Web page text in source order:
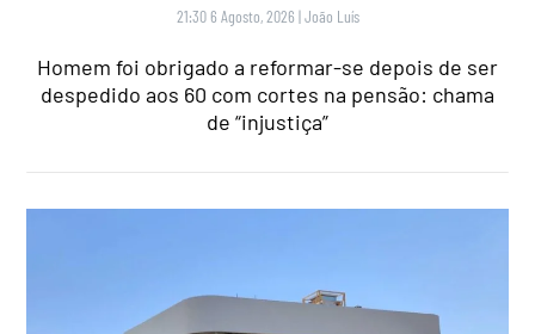
21:30 6 Agosto, 2026 |João Luís
Homem foi obrigado a reformar-se depois de ser
despedido aos 60 com cortes na pensão: chama
de “injustiça”